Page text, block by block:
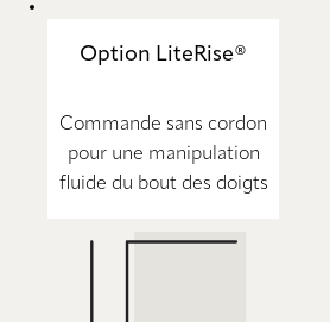
Option LiteRise®
Commande sans cordon
pour une manipulation
fluide du bout des doigts